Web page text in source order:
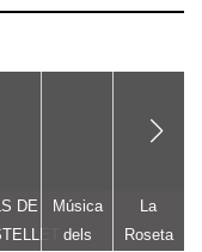
DE
Música
dels
La
Roseta